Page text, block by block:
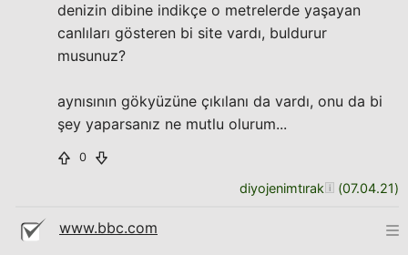
denizin dibine indikçe o metrelerde yaşayan
canlıları gösteren bi site vardı, buldurur
musunuz?
aynısının gökyüzüne çıkılanı da vardı, onu da bi
şey yaparsanız ne mutlu olurum...
0
diyojenimtırak (07.04.21)
www.bbc.com